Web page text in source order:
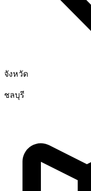
จังหวัด
ชลบุรี